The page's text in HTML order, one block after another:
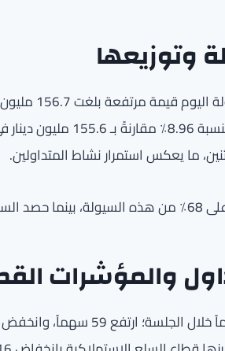
وتوزيعها
ما يعكس استمرار نشاط المتداولين.
32٪.
والمؤشرات